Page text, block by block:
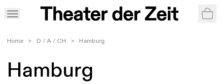
Home > D / A / CH > Hamburg
Hamburg